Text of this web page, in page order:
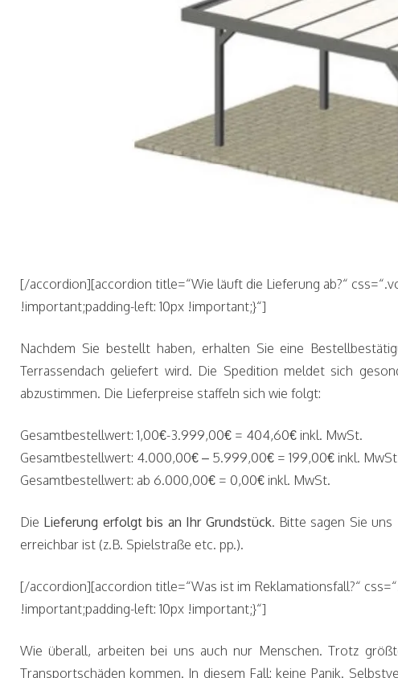
[/accordion][accordion title=“Wie läuft die Lieferung ab?“
!important;padding-left: 10px !important;}“]
Nachdem Sie bestellt haben, erhalten Sie eine
Terrassendach geliefert wird. Die Spedition meldet sich
abzustimmen. Die Lieferpreise staffeln sich wie folgt:
Gesamtbestellwert: 1,00€-3.999,00€ = 404,60€ inkl. MwSt.
Gesamtbestellwert: 4.000,00€ – 5.999,00€ = 199,00€ inkl.
Gesamtbestellwert: ab 6.000,00€ = 0,00€ inkl. MwSt.
Die Lieferung erfolgt bis an Ihr Grundstück. Bitte sagen Sie
erreichbar ist (z.B. Spielstraße etc. pp.).
[/accordion][accordion title=“Was ist im Reklamationsfall?“
!important;padding-left: 10px !important;}“]
Wie überall, arbeiten bei uns auch nur Menschen. Trotz
Transportschäden kommen. In diesem Fall: keine Panik.